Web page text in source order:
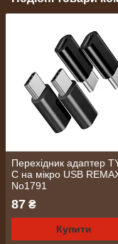
Перехідник адаптер
C на мікро USB
No1791
87 ₴
Купити